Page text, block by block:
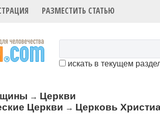
РАЗМЕСТИТЬ СТАТЬЮ
искать в текущем
→ Церкви
Церкви → Церковь